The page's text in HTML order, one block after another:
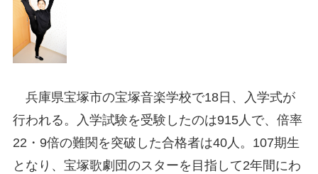
兵庫県宝塚市の宝塚音楽学校で18日、入学式が
行われる。入学試験を受験したのは915人で、倍率
22・9倍の難関を突破した合格者は40人。107期生
となり、宝塚歌劇団のスターを目指して2年間にわ